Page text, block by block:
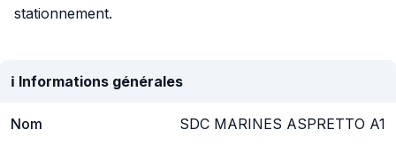
stationnement.
ℹ️ Informations générales
Nom SDC MARINES ASPRETTO A1